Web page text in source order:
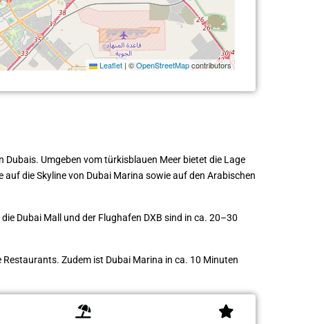
Leaflet | ©OpenStreetMapcontributors
Umgeben vom türkisblauen Meer bietet die Lage
die Skyline von Dubai Marina sowie auf den Arabischen
Dubai Mall und der Flughafen DXB sind in ca. 20–30
Zudem ist Dubai Marina in ca. 10 Minuten